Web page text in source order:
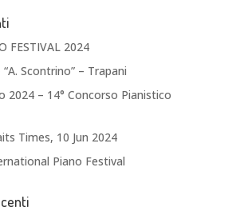
FESTIVAL 2024
Scontrino” – Trapani
2024 – 14° Concorso Pianistico
Times, 10 Jun 2024
Piano Festival